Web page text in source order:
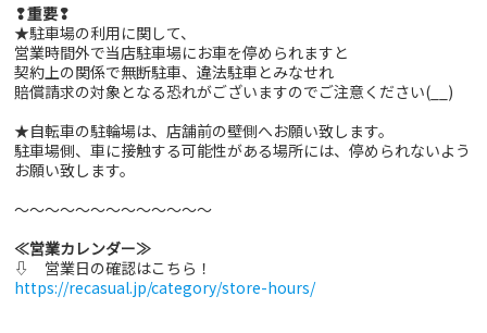
❢重要❢
★駐車場の利用に関して、
営業時間外で当店駐車場にお車を停められますと
契約上の関係で無断駐車、違法駐車とみなせれ
賠償請求の対象となる恐れがございますのでご注意ください(__)
★自転車の駐輪場は、店舗前の壁側へお願い致します。
駐車場側、車に接触する可能性がある場所には、停められないよう
お願い致します。
～～～～～～～～～～～～～
≪営業カレンダー≫
⇩ 営業日の確認はこちら！
https://recasual.jp/category/store-hours/